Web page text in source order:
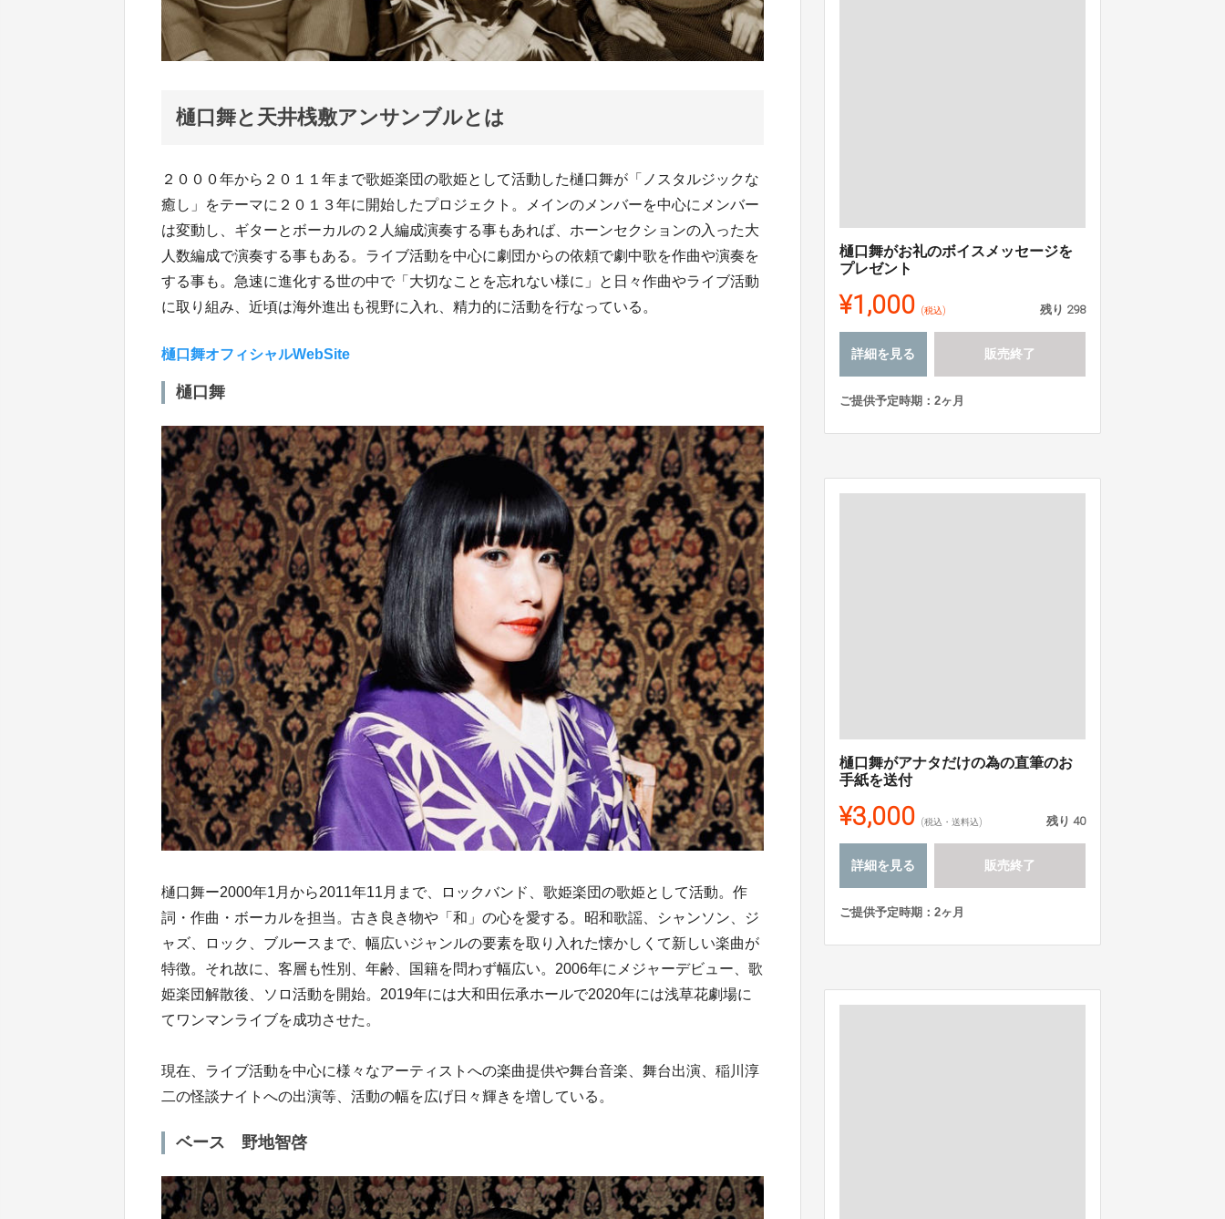
樋口舞と天井桟敷アンサンブルとは
２０００年から２０１１年まで歌姫楽団の歌姫として活動した樋口舞が「ノスタルジックな
癒し」をテーマに２０１３年に開始したプロジェクト。メインのメンバーを中心にメンバー
は変動し、ギターとボーカルの２人編成演奏する事もあれば、ホーンセクションの入った大
人数編成で演奏する事もある。ライブ活動を中心に劇団からの依頼で劇中歌を作曲や演奏を
する事も。急速に進化する世の中で「大切なことを忘れない様に」と日々作曲やライブ活動
に取り組み、近頃は海外進出も視野に入れ、精力的に活動を行なっている。
樋口舞オフィシャルWebSite
樋口舞
樋口舞ー2000年1月から2011年11月まで、ロックバンド、歌姫楽団の歌姫として活動。作
詞・作曲・ボーカルを担当。古き良き物や「和」の心を愛する。昭和歌謡、シャンソン、ジ
ャズ、ロック、ブルースまで、幅広いジャンルの要素を取り入れた懐かしくて新しい楽曲が
特徴。それ故に、客層も性別、年齢、国籍を問わず幅広い。2006年にメジャーデビュー、歌
姫楽団解散後、ソロ活動を開始。2019年には大和田伝承ホールで2020年には浅草花劇場に
てワンマンライブを成功させた。
現在、ライブ活動を中心に様々なアーティストへの楽曲提供や舞台音楽、舞台出演、稲川淳
二の怪談ナイトへの出演等、活動の幅を広げ日々輝きを増している。
ベース 野地智啓
樋口舞がお礼のボイスメッセージを
プレゼント
¥1,000 (税込) 残り 298
詳細を見る 販売終了
ご提供予定時期：2ヶ月
樋口舞がアナタだけの為の直筆のお
手紙を送付
¥3,000 (税込・送料込) 残り 40
詳細を見る 販売終了
ご提供予定時期：2ヶ月